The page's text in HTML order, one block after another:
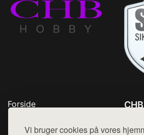
Vi bruger cookies på vores
Forside
Top Rabatter